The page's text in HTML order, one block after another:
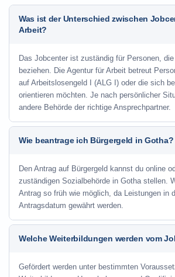
Was ist der Unterschied zwischen
Arbeit?
Das Jobcenter ist zuständig für Personen,
beziehen. Die Agentur für Arbeit betreut
auf Arbeitslosengeld I (ALG I) oder die sich
orientieren möchten. Je nach persönlicher
andere Behörde der richtige Ansprechpartner.
Wie beantrage ich Bürgergeld in Gotha?
Den Antrag auf Bürgergeld kannst du online
zuständigen Sozialbehörde in Gotha stellen.
Antrag so früh wie möglich, da Leistungen in
Antragsdatum gewährt werden.
Welche Weiterbildungen werden vom
Gefördert werden unter bestimmten